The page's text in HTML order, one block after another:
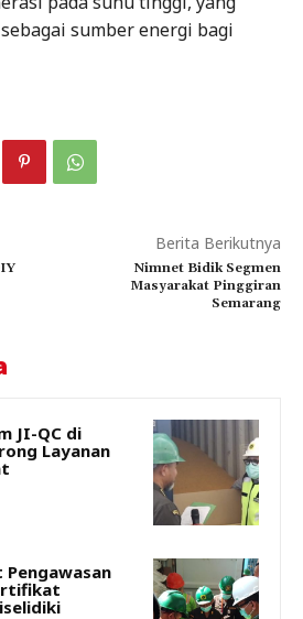
sumber energi bagi
Berita Berikutnya
Nimnet Bidik Segmen
Masyarakat Pinggiran
Semarang
JI-QC di
Layanan